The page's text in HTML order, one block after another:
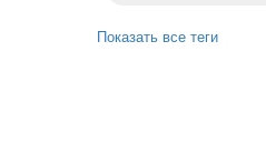
Показать все теги